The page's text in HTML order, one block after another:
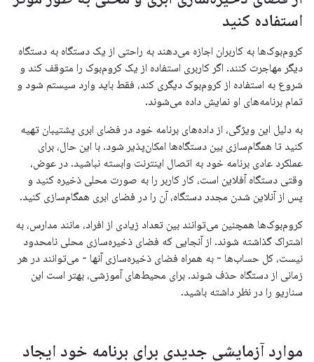
استفاده کنید
کروم‌بوک‌ها به کاربران اجازه می‌دهند به راحتی از یک دستگاه به دستگاه
دیگر مهاجرت کنند. اگر کاربری استفاده از یک کروم‌بوک را متوقف کند و
شروع به استفاده از کروم‌بوک دیگری کند، فقط باید وارد سیستم شود و
تمام برنامه‌های او نمایش داده می‌شوند.
به دلیل این ویژگی، از داده‌های برنامه خود در فضای ابری پشتیبان تهیه
کنید تا همگام‌سازی بین دستگاه‌ها امکان‌پذیر شود. با این حال، برای
عملکرد عادی برنامه خود به اتصال اینترنت وابسته نباشید. در عوض،
وقتی دستگاه آفلاین است، کار کاربر را به صورت محلی ذخیره کنید و
پس از آنلاین شدن مجدد دستگاه، آن را در فضای ابری همگام‌سازی کنید.
کروم‌بوک‌ها همچنین می‌توانند بین تعداد زیادی از افراد، مانند مدارس، به
اشتراک گذاشته شوند. از آنجایی که فضای ذخیره‌سازی محلی نامحدود
نیست، کل حساب‌ها - به همراه فضای ذخیره‌سازی آنها - می‌توانند در هر
زمانی از دستگاه حذف شوند. برای محیط‌های آموزشی، بهتر است این
سناریو را در نظر داشته باشید.
موارد آزمایشی جدیدی برای برنامه خود ایجاد